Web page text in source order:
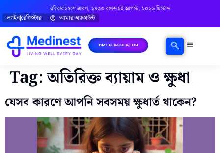
রবিবার২৫শে শ্রাবণ, ১৪৩৩ বঙ্গাব্দ৯ই আগস্ট, ২০২৬ খ্রিস্টাব্দ
লগইনরেজিস্টার আমার অ্যাকাউন্ট
BMI CLACULATOR
Tag:অতিরিক্ত ব্যায়াম ও ক্ষুধা
যেসব কারণে আপনি সবসময় ক্ষুধার্ত থাকেন?